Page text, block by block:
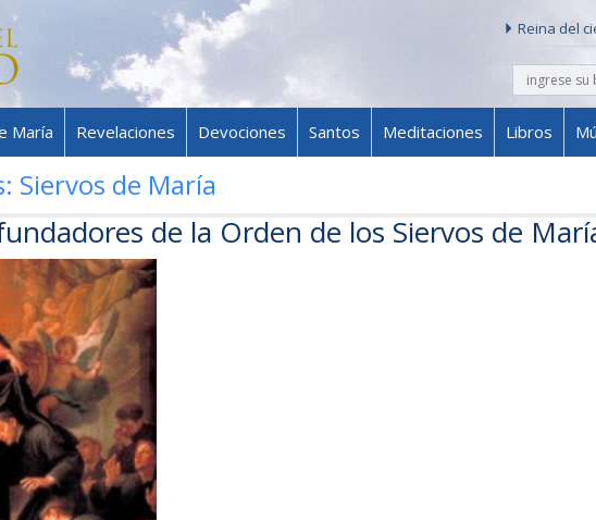
Reina del
buscar
Skip to content
María Revelaciones Devociones Santos Meditaciones Libros
Siervos de María
de la Orden de los Siervos de